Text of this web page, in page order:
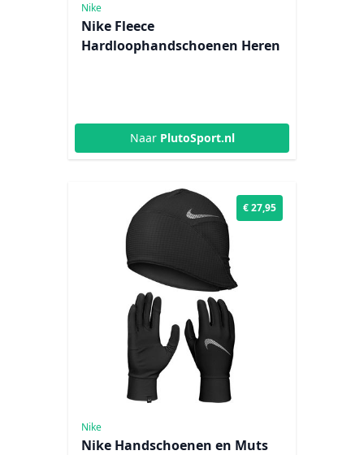
Nike
Nike Fleece
Hardloophandschoenen Heren
Naar PlutoSport.nl
€ 27,95
Nike
Nike Handschoenen en Muts